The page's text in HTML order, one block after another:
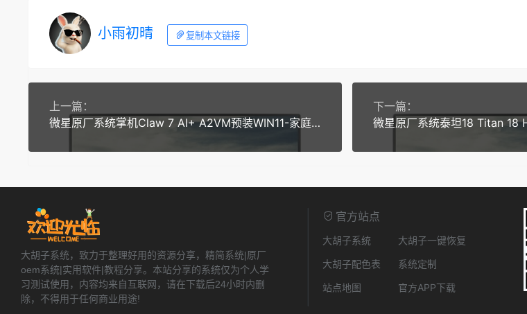
小雨初晴 复制本文链接
上一篇：
微星原厂系统掌机Claw 7 AI+ A2VM预装WIN11-家庭中文版带F3恢复功能
下一篇：
大胡子系统，致力于整理好用的资源分享，精简系统|原厂
oem系统|实用软件|教程分享。本站分享的系统仅为个人学
习测试使用，内容均来自互联网，请在下载后24小时内删
除，不得用于任何商业用途!
官方站点
大胡子系统
大胡子一键恢复
大胡子配色表
系统定制
站点地图
官方APP下载